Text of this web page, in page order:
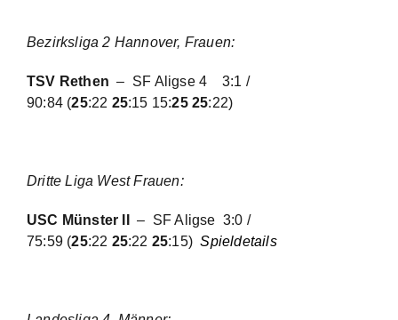
Bezirksliga 2 Hannover, Frauen:
TSV Rethen– SF Aligse 43:1 /
90:84 (25:22 25:15 15:25 25:22)
Dritte Liga West Frauen:
USC Münster II– SF Aligse3:0 /
75:59 (25:22 25:22 25:15)Spieldetails